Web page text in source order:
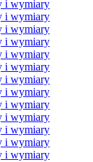
i wymiary
i wymiary
i wymiary
i wymiary
i wymiary
i wymiary
i wymiary
i wymiary
i wymiary
i wymiary
i wymiary
i wymiary
i wymiary